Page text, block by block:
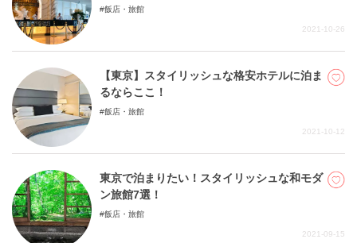
飯店・旅館
2021-10-26
【東京】スタイリッシュな格安ホテルに泊ま
るならここ！
飯店・旅館
2021-10-12
東京で泊まりたい！スタイリッシュな和モダ
ン旅館7選！
飯店・旅館
2021-09-15